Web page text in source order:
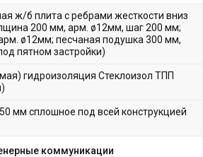
ж/б плита с ребрами жесткости вниз
200 мм, арм. ø12мм, шаг 200 мм;
ø12мм; песчаная подушка 300 мм,
пятном застройки)
гидроизоляция Стеклоизол ТПП
мм сплошное под всей конструкцией
коммуникации